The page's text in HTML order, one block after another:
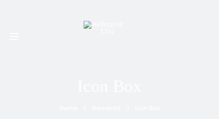
első tetoválására, piercingjére és első alkalmas